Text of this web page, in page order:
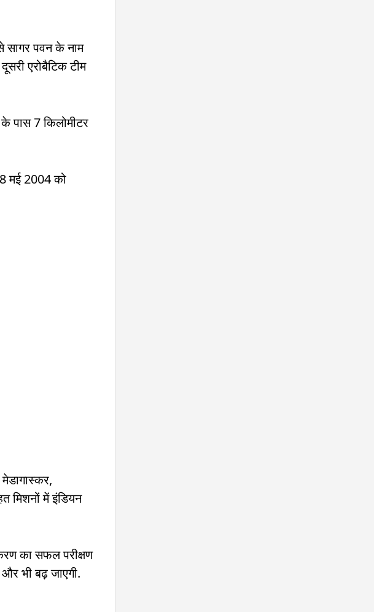
सागर पवन के नाम
एरोबैटिक टीम
पास 7 किलोमीटर
मई 2004 को
मिशनों में इंडियन
का सफल परीक्षण
भी बढ़ जाएगी.